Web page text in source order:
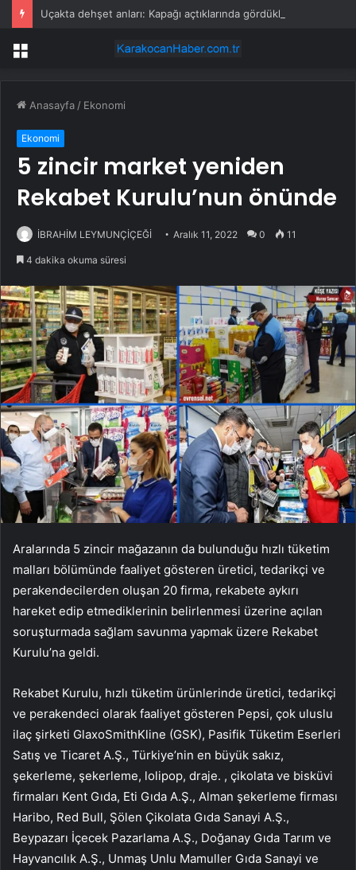
Menü
Anasayfa / Ekonomi
Ekonomi
5 zincir market yeniden
Rekabet Kurulu’nun önünde
İBRAHİM LEYMUNÇİÇEĞİ Aralık 11, 2022 0 11
4 dakika okuma süresi
Aralarında 5 zincir mağazanın da bulunduğu hızlı tüketim
malları bölümünde faaliyet gösteren üretici, tedarikçi ve
perakendecilerden oluşan 20 firma, rekabete aykırı
hareket edip etmediklerinin belirlenmesi üzerine açılan
soruşturmada sağlam savunma yapmak üzere Rekabet
Kurulu’na geldi.
Rekabet Kurulu, hızlı tüketim ürünlerinde üretici, tedarikçi
ve perakendeci olarak faaliyet gösteren Pepsi, çok uluslu
ilaç şirketi GlaxoSmithKline (GSK), Pasifik Tüketim Eserleri
Satış ve Ticaret A.Ş., Türkiye’nin en büyük sakız,
şekerleme, şekerleme, lolipop, draje. , çikolata ve bisküvi
firmaları Kent Gıda, Eti Gıda A.Ş., Alman şekerleme firması
Haribo, Red Bull, Şölen Çikolata Gıda Sanayi A.Ş.,
Beypazarı İçecek Pazarlama A.Ş., Doğanay Gıda Tarım ve
Hayvancılık A.Ş., Unmaş Unlu Mamuller Gıda Sanayi ve